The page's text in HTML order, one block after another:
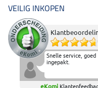
VEILIG INKOPEN
Snelle service, goed
ingepakt.
eKomi